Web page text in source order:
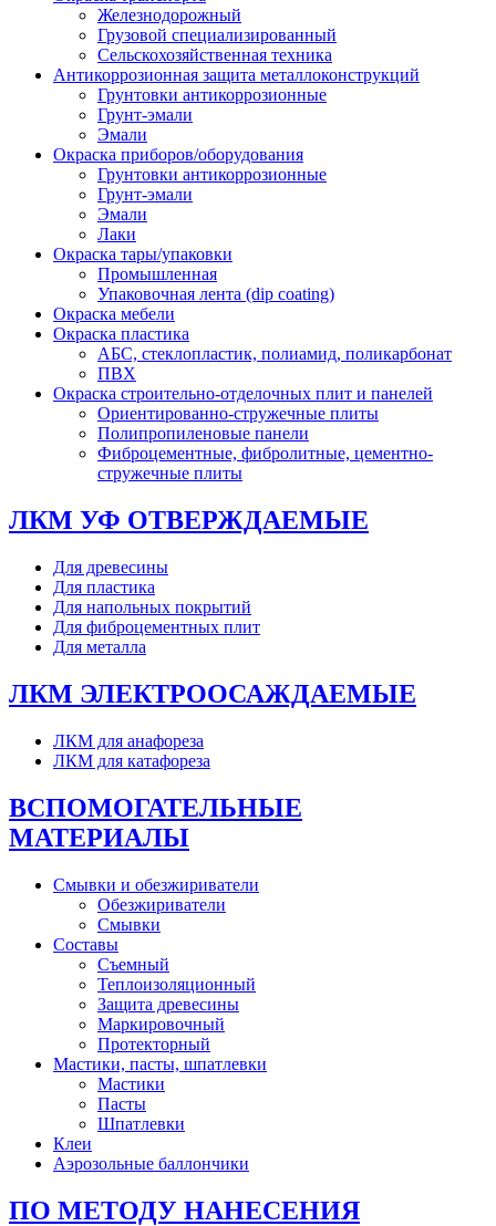
Железнодорожный
Грузовой специализированный
Сельскохозяйственная техника
Антикоррозионная защита металлоконструкций
Грунтовки антикоррозионные
Грунт-эмали
Эмали
Окраска приборов/оборудования
Грунтовки антикоррозионные
Грунт-эмали
Эмали
Лаки
Окраска тары/упаковки
Промышленная
Упаковочная лента (dip coating)
Окраска мебели
Окраска пластика
АБС, стеклопластик, полиамид, поликарбонат
ПВХ
Окраска строительно-отделочных плит и панелей
Ориентированно-стружечные плиты
Полипропиленовые панели
Фиброцементные, фибролитные, цементно-
стружечные плиты
ЛКМ УФ ОТВЕРЖДАЕМЫЕ
Для древесины
Для пластика
Для напольных покрытий
Для фиброцементных плит
Для металла
ЛКМ ЭЛЕКТРООСАЖДАЕМЫЕ
ЛКМ для анафореза
ЛКМ для катафореза
ВСПОМОГАТЕЛЬНЫЕ
МАТЕРИАЛЫ
Смывки и обезжириватели
Обезжириватели
Смывки
Составы
Съемный
Теплоизоляционный
Защита древесины
Маркировочный
Протекторный
Мастики, пасты, шпатлевки
Мастики
Пасты
Шпатлевки
Клеи
Аэрозольные баллончики
ПО МЕТОДУ НАНЕСЕНИЯ